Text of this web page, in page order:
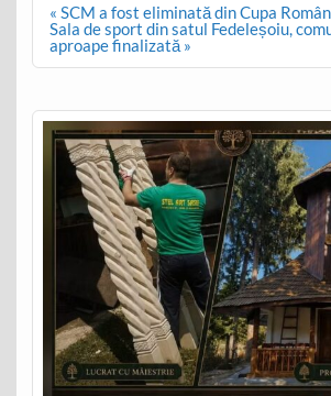
Post
navigation
« SCM a fost eliminată din Cupa
Sala de sport din satul Fedeleșoiu,
aproape finalizată »